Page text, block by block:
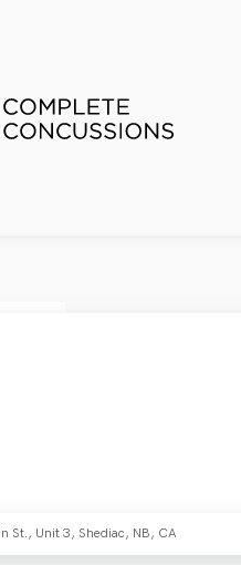
St., Unit 3, Shediac, NB, CA